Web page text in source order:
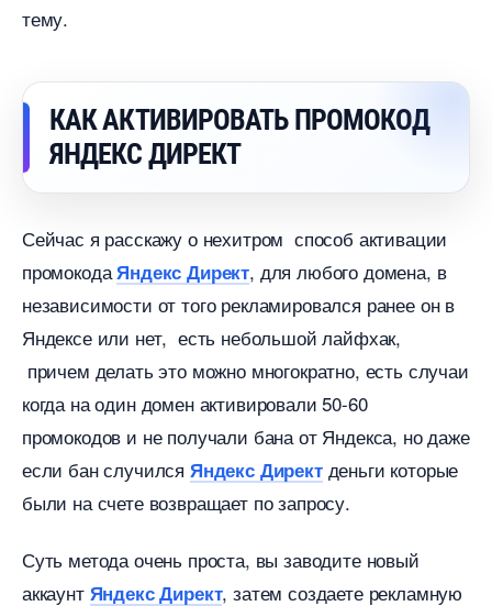
тему.
КАК АКТИВИРОВАТЬ ПРОМОКОД
ЯНДЕКС ДИРЕКТ
Сейчас я расскажу о нехитром способ активации
промокодаЯндекс Директ, для любого домена,
независимости от того рекламировался ранее он
Яндексе или нет, есть небольшой лайфхак,
причем делать это можно многократно, есть случаи
когда на один домен активировали 50-60
промокодов и не получали бана от Яндекса, но даже
если бан случился Яндекс Директденьги которые
ыли на счете возвращает по запросу.
Суть метода очень проста, вы заводите новый
аккаунт Яндекс Директ, затем создаете рекламную